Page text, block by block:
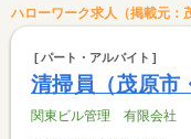
ハローワーク求人（掲載元：
パート・アルバイト
清掃員（茂原市
関東ビル管理 有限会社